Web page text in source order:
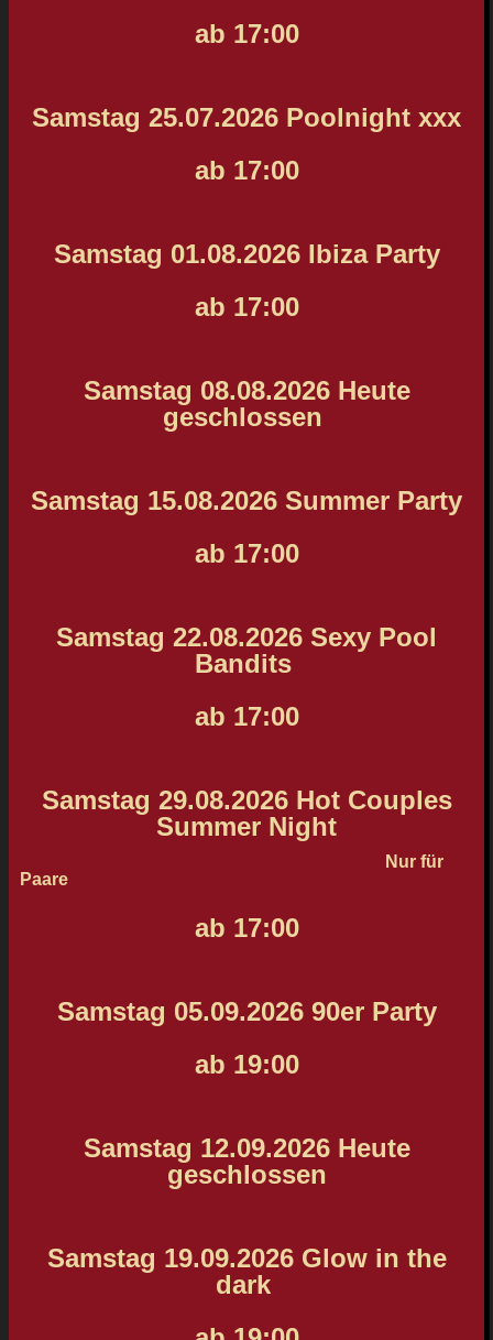
ab 17:00
Samstag 25.07.2026 Poolnight xxx
ab 17:00
Samstag 01.08.2026 Ibiza Party
ab 17:00
Samstag 08.08.2026 Heute
geschlossen
Samstag 15.08.2026 Summer Party
ab 17:00
Samstag 22.08.2026 Sexy Pool
Bandits
ab 17:00
Samstag 29.08.2026 Hot Couples
Summer Night
Nur für
Paare
ab 17:00
Samstag 05.09.2026 90er Party
ab 19:00
Samstag 12.09.2026 Heute
geschlossen
Samstag 19.09.2026 Glow in the
dark